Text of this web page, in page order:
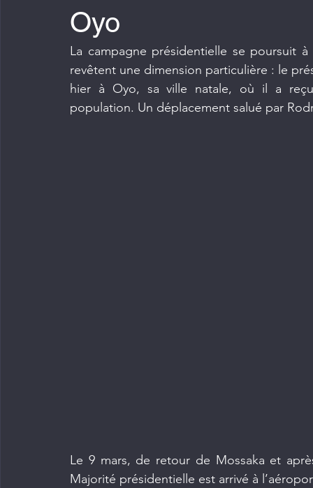
Oyo
La campagne présidentielle se poursuit
revêtent une dimension particulière : le
hier à Oyo, sa ville natale, où il a
population. Un déplacement salué par
Le 9 mars, de retour de Mossaka et
Majorité présidentielle est arrivé à